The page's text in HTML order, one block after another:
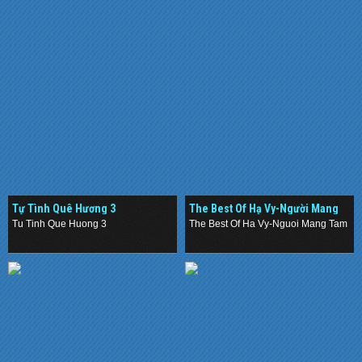
Tự Tình Quê Hương 3
Tu Tinh Que Huong 3
The Best Of Hạ Vy-Người Mang
Tâm Sự,Đừng Nói Yêu Tôi
The Best Of Ha Vy-Nguoi Mang Tam